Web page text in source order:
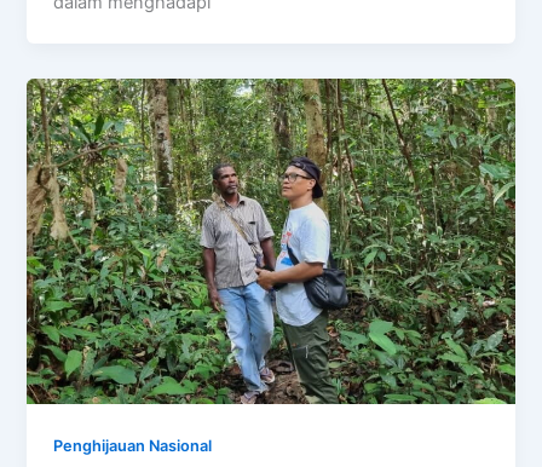
Penghijauan Nasional